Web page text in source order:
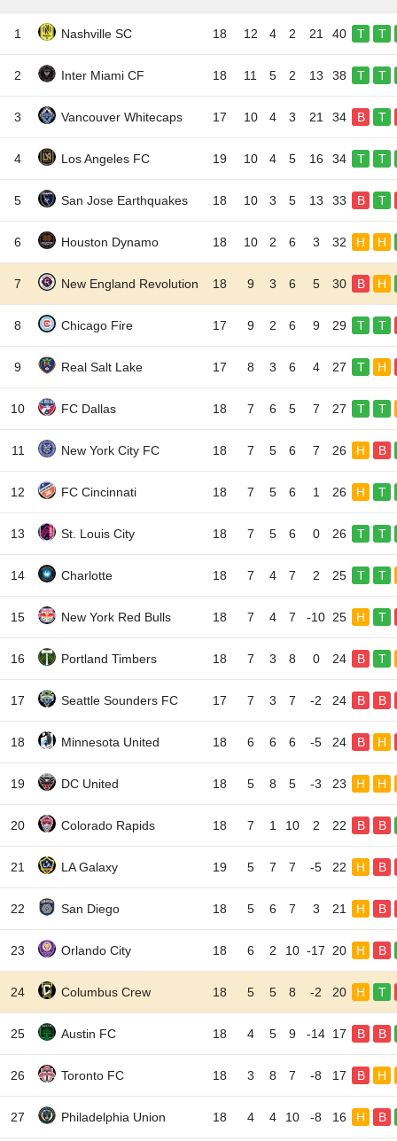
1 Nashville SC 18 12 4 2 21 40 T T
2 Inter Miami CF 18 11 5 2 13 38 T T
3 Vancouver Whitecaps 17 10 4 3 21 34 B T
4 Los Angeles FC 19 10 4 5 16 34 T T
5 San Jose Earthquakes 18 10 3 5 13 33 B T
6 Houston Dynamo 18 10 2 6 3 32 H H
7 New England Revolution 18 9 3 6 5 30 B H
8 Chicago Fire 17 9 2 6 9 29 T T
9 Real Salt Lake 17 8 3 6 4 27 T H
10 FC Dallas 18 7 6 5 7 27 T T
11 New York City FC 18 7 5 6 7 26 H B
12 FC Cincinnati 18 7 5 6 1 26 H T
13 St. Louis City 18 7 5 6 0 26 T T
14 Charlotte 18 7 4 7 2 25 T T
15 New York Red Bulls 18 7 4 7 -10 25 H T
16 Portland Timbers 18 7 3 8 0 24 B T
17 Seattle Sounders FC 17 7 3 7 -2 24 B B
18 Minnesota United 18 6 6 6 -5 24 B H
19 DC United 18 5 8 5 -3 23 H H
20 Colorado Rapids 18 7 1 10 2 22 B B
21 LA Galaxy 19 5 7 7 -5 22 H B
22 San Diego 18 5 6 7 3 21 H B
23 Orlando City 18 6 2 10 -17 20 H B
24 Columbus Crew 18 5 5 8 -2 20 H T
25 Austin FC 18 4 5 9 -14 17 B B
26 Toronto FC 18 3 8 7 -8 17 B H
27 Philadelphia Union 18 4 4 10 -8 16 H B